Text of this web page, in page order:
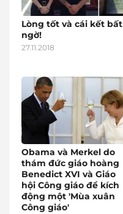
Lòng tốt và cái kết bất
ngờ!
27.11.2018
Obama và Merkel do
thám đức giáo hoàng
Benedict XVI và Giáo
hội Công giáo để kích
động một 'Mùa xuân
Công giáo'